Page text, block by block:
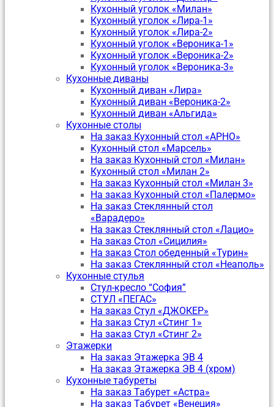
Кухонный уголок «Милан»
Кухонный уголок «Лира-1»
Кухонный уголок «Лира-2»
Кухонный уголок «Вероника-1»
Кухонный уголок «Вероника-2»
Кухонный уголок «Вероника-3»
Кухонные диваны
Кухонный диван «Лира»
Кухонный диван «Вероника-2»
Кухонный диван «Альгида»
Кухонные столы
На заказ Кухонный стол «АРНО»
Кухонный стол «Марсель»
На заказ Кухонный стол «Милан»
Кухонный стол «Милан 2»
На заказ Кухонный стол «Милан 3»
На заказ Кухонный стол «Палермо»
На заказ Стеклянный стол
«Варадеро»
На заказ Стеклянный стол «Лацио»
На заказ Стол «Сицилия»
На заказ Стол обеденный «Турин»
На заказ Стеклянный стол «Неаполь»
Кухонные стулья
Стул-кресло “София”
CТУЛ «ПЕГАС»
На заказ Стул «ДЖОКЕР»
На заказ Стул «Стинг 1»
На заказ Стул «Стинг 2»
Этажерки
На заказ Этажерка ЭВ 4
На заказ Этажерка ЭВ 4 (хром)
Кухонные табуреты
На заказ Табурет «Астра»
На заказ Табурет «Венеция»